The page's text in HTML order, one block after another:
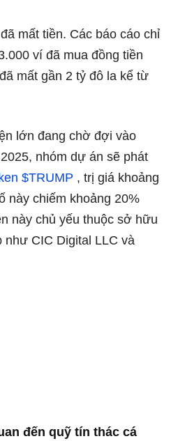
mất tiền. Các báo cáo chỉ
ví đã mua đồng tiền
mất gần 2 tỷ đô la kể từ
lớn đang chờ đợi vào
nhóm dự án sẽ phát
$TRUMP , trị giá khoảng
này chiếm khoảng 20%
này chủ yếu thuộc sở hữu
như CIC Digital LLC và
đến quỹ tín thác cá